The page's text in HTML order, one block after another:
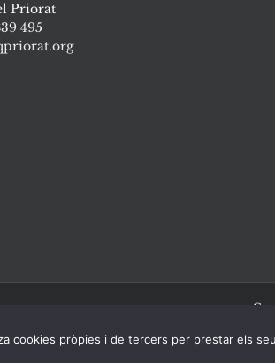
Priorat
495
cookies pròpies i de tercers per prestar els